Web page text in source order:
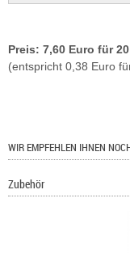
Preis: 7,60 Euro für
(entspricht 0,38 Euro
WIR EMPFEHLEN IHNEN
Zubehör